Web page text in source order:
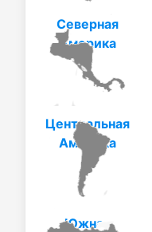
Северная
Америка
Центральная
Америка
Южная